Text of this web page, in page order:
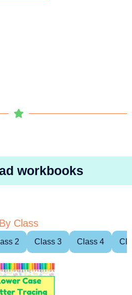
workbooks
By Class
2 Class 3 Class 4